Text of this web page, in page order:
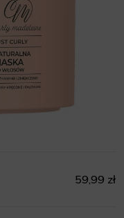
59,99 zł